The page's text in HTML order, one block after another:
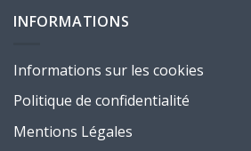
INFORMATIONS
Informations sur les cookies
Politique de confidentialité
Mentions Légales